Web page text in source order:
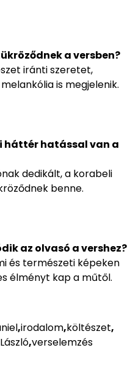
a versben?
iránti szeretet,
is megjelenik.
háttér hatással van a
dedikált, a korabeli
benne.
az olvasó a vershez?
és természeti képeken
élményt kap a műtől.
,irodalom,költészet,
,verselemzés